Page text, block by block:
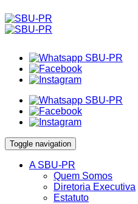
Toggle navigation
A SBU-PR
Quem Somos
Diretoria Executiva
Estatuto